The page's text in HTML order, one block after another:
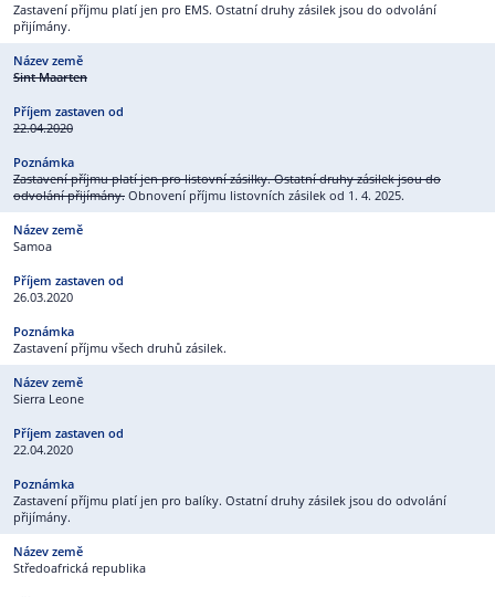
Zastavení příjmu platí jen pro EMS. Ostatní druhy zásilek jsou do odvolání
přijímány.
Sint Maarten
22.04.2020
Zastavení příjmu platí jen pro listovní zásilky. Ostatní druhy zásilek jsou do
odvolání přijímány. Obnovení příjmu listovních zásilek od 1. 4. 2025.
Samoa
26.03.2020
Zastavení příjmu všech druhů zásilek.
Sierra Leone
22.04.2020
Zastavení příjmu platí jen pro balíky. Ostatní druhy zásilek jsou do odvolání
přijímány.
Středoafrická republika